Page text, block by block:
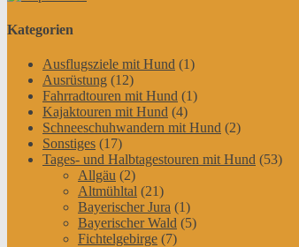
Kategorien
Ausflugsziele mit Hund (1)
Ausrüstung (12)
Fahrradtouren mit Hund (1)
Kajaktouren mit Hund (4)
Schneeschuhwandern mit Hund (2)
Sonstiges (17)
Tages- und Halbtagestouren mit Hund (53)
Allgäu (2)
Altmühltal (21)
Bayerischer Jura (1)
Bayerischer Wald (5)
Fichtelgebirge (7)